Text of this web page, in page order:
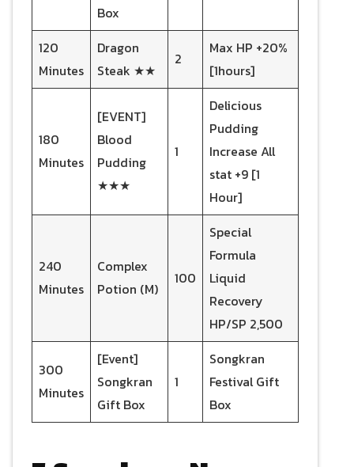
Box
120
Minutes
Dragon
Steak ★★
2
Max HP +20%
[1hours]
180
Minutes
[EVENT]
Blood
Pudding
★★★
1
Delicious
Pudding
Increase All
stat +9 [1
Hour]
240
Minutes
Complex
Potion (M)
100
Special
Formula
Liquid
Recovery
HP/SP 2,500
300
Minutes
[Event]
Songkran
Gift Box
1
Songkran
Festival Gift
Box